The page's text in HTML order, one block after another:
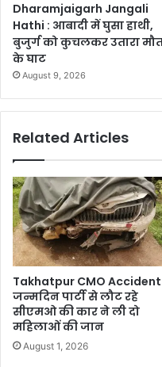
Dharamjaigarh Jangali
Hathi : आबादी में घुसा हाथी,
बुजुर्ग को कुचलकर उतारा
के घाट
August 9, 2026
Related Articles
Takhatpur CMO Accident
जन्मदिन पार्टी से लौट रहे
सीएमओ की कार ने ली दो
महिलाओं की जान
August 1, 2026